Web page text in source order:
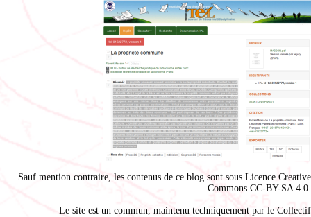
Sauf mention contraire, les contenus de ce blog sont sous Licence Creative
Commons CC-BY-SA 4.0
Le site est un commun, maintenu techniquement par le Collectif